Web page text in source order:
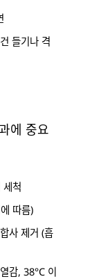
들기나 격
에 중요
세척
따름)
사 제거 (흡
감, 38°C 이